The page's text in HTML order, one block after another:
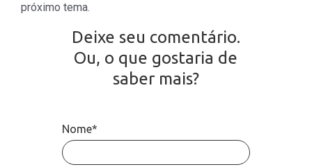
próximo tema.
Deixe seu comentário.
Ou, o que gostaria de
saber mais?
Nome*